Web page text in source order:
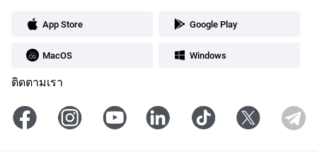
App Store Google Play
MacOS Windows
ติดตามเรา